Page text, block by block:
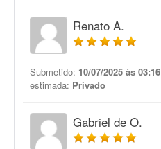
Renato A.
Submetido: 10/07/2025 às 03:16
estimada: Privado
Gabriel de O.